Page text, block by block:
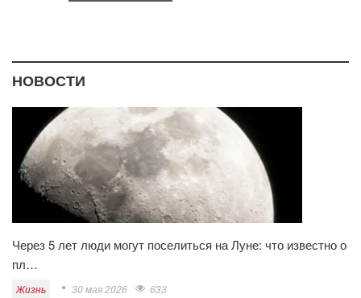
НОВОСТИ
Через 5 лет люди могут поселиться на Луне: что известно о
пл…
Жизнь 30 мая 2026 633